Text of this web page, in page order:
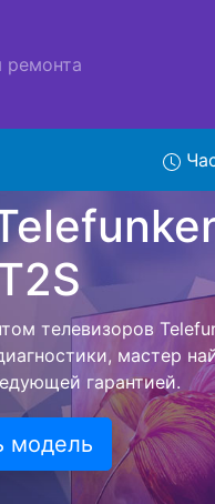
ремонта
TF-
в сервис
в сервисный
заберет Ваш
стоимость
обратно.
модель